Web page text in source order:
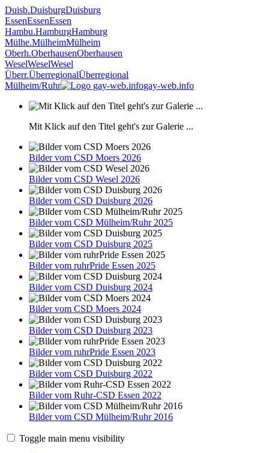
Duisb.DuisburgDuisburg
EssenEssenEssen
Hambu.HamburgHamburg
Mülhe.MülheimMülheim
Oberh.OberhausenOberhausen
WeselWeselWesel
Überr.ÜberregionalÜberregional
Mülheim/Ruhr
gay-web.info
Mit Klick auf den Titel geht's zur Galerie ...
Bilder vom CSD Moers 2026
Bilder vom CSD Wesel 2026
Bilder vom CSD Duisburg 2026
Bilder vom CSD Mülheim/Ruhr 2025
Bilder vom CSD Duisburg 2025
Bilder vom ruhrPride Essen 2025
Bilder vom CSD Duisburg 2024
Bilder vom CSD Moers 2024
Bilder vom CSD Duisburg 2023
Bilder vom ruhrPride Essen 2023
Bilder vom CSD Duisburg 2022
Bilder vom Ruhr-CSD Essen 2022
Bilder vom CSD Mülheim/Ruhr 2016
Toggle main menu visibility